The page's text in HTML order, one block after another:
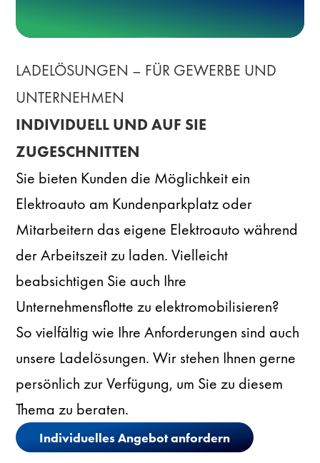
LADELÖSUNGEN – FÜR GEWERBE UND
UNTERNEHMEN
INDIVIDUELL UND AUF SIE
ZUGESCHNITTEN
Sie bieten Kunden die Möglichkeit ein
Elektroauto am Kundenparkplatz oder
Mitarbeitern das eigene Elektroauto während
der Arbeitszeit zu laden. Vielleicht
beabsichtigen Sie auch Ihre
Unternehmensflotte zu elektromobilisieren?
So vielfältig wie Ihre Anforderungen sind auch
unsere Ladelösungen. Wir stehen Ihnen gerne
persönlich zur Verfügung, um Sie zu diesem
Thema zu beraten.
Individuelles Angebot anfordern